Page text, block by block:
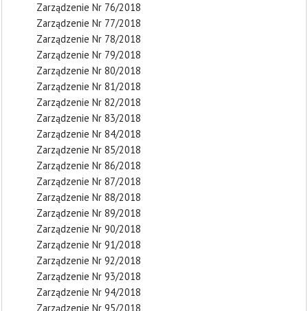
Zarządzenie Nr 76/2018
Zarządzenie Nr 77/2018
Zarządzenie Nr 78/2018
Zarządzenie Nr 79/2018
Zarządzenie Nr 80/2018
Zarządzenie Nr 81/2018
Zarządzenie Nr 82/2018
Zarządzenie Nr 83/2018
Zarządzenie Nr 84/2018
Zarządzenie Nr 85/2018
Zarządzenie Nr 86/2018
Zarządzenie Nr 87/2018
Zarządzenie Nr 88/2018
Zarządzenie Nr 89/2018
Zarządzenie Nr 90/2018
Zarządzenie Nr 91/2018
Zarządzenie Nr 92/2018
Zarządzenie Nr 93/2018
Zarządzenie Nr 94/2018
Zarządzenie Nr 95/2018